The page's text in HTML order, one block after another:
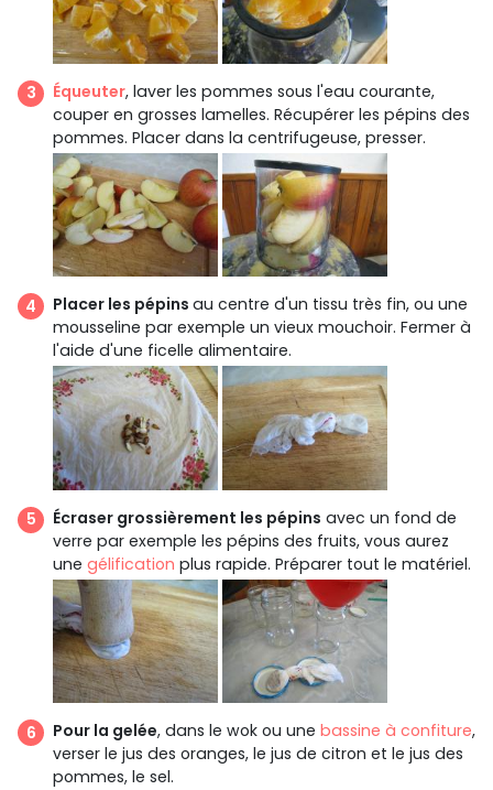
Équeuter, laver les pommes sous l'eau courante,
couper en grosses lamelles. Récupérer les pépins des
pommes. Placer dans la centrifugeuse, presser.
Placer les pépins au centre d'un tissu très fin, ou une
mousseline par exemple un vieux mouchoir. Fermer à
l'aide d'une ficelle alimentaire.
Écraser grossièrement les pépins avec un fond de
verre par exemple les pépins des fruits, vous aurez
une gélification plus rapide. Préparer tout le matériel.
Pour la gelée, dans le wok ou une bassine à confiture,
verser le jus des oranges, le jus de citron et le jus des
pommes, le sel.